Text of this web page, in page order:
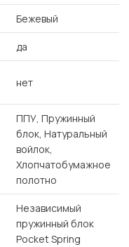
Бежевый
да
нет
ППУ, Пружинный
блок, Натуральный
войлок,
Хлопчатобумажное
полотно
Независимый
пружинный блок
Pocket Spring